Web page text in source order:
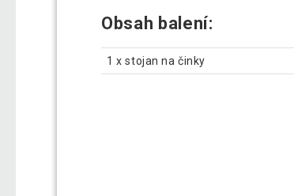
Obsah balení:
1 x stojan na činky